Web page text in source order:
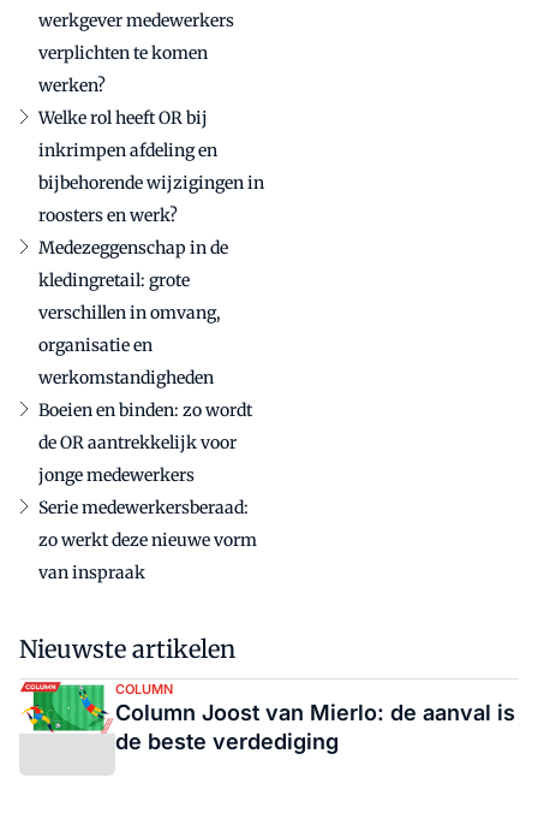
werkgever medewerkers
verplichten te komen
werken?
Welke rol heeft OR bij
inkrimpen afdeling en
bijbehorende wijzigingen in
roosters en werk?
Medezeggenschap in de
kledingretail: grote
verschillen in omvang,
organisatie en
werkomstandigheden
Boeien en binden: zo wordt
de OR aantrekkelijk voor
jonge medewerkers
Serie medewerkersberaad:
zo werkt deze nieuwe vorm
van inspraak
Nieuwste artikelen
COLUMN
Column Joost van Mierlo: de aanval is
de beste verdediging